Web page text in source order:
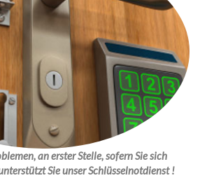
an erster Stelle, sofern Sie sich
Sie unser Schlüsselnotdienst !